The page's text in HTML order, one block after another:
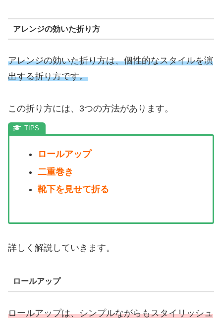
アレンジの効いた折り方
アレンジの効いた折り方は、個性的なスタイルを演
出する折り方です。
この折り方には、3つの方法があります。
ロールアップ
二重巻き
靴下を見せて折る
詳しく解説していきます。
ロールアップ
ロールアップは、シンプルながらもスタイリッシュ